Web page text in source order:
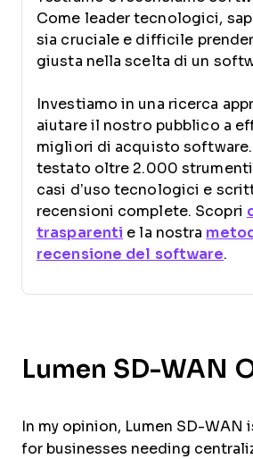
Come leader tecnologici,
sia cruciale e difficile
giusta nella scelta di un
Investiamo in una ricerca
aiutare il nostro pubblico a
migliori di acquisto software.
testato oltre 2.000 strumenti
casi d’uso tecnologici e
recensioni complete. Scopri
trasparenti e la nostra
recensione del software.
Lumen SD-WAN
In my opinion, Lumen SD-WAN
for businesses needing